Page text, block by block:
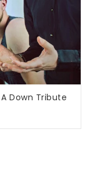
Down Tribute